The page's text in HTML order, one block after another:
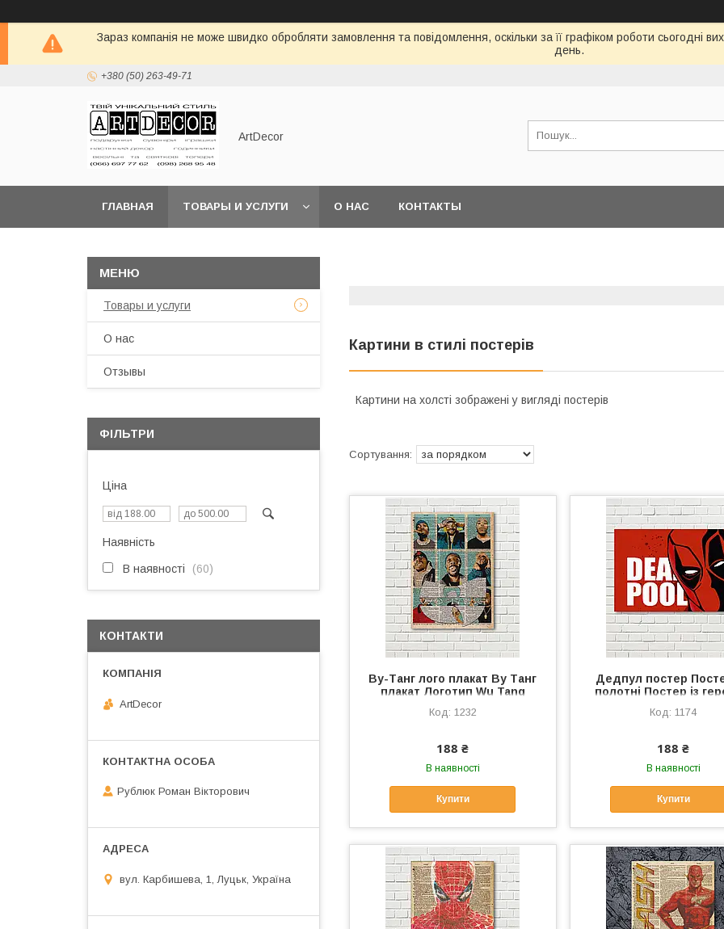
Зараз компанія не може швидко обробляти замовлення та повідомлення, оскільки за її графіком роботи сьогодні
день.
+380 (50) 263-49-71
ArtDecor
ГЛАВНАЯ ТОВАРЫ И УСЛУГИ О НАС КОНТАКТЫ
Картини в стилі постерів
Картини на холсті зображені у вигляді постерів
Ву-Танг лого плакат Ву Танг
плакат Логотип Wu Tang
плакат Газетний фон Вутанг
1232
188 ₴
В наявності
Купити
Дедпул постер
полотні Постер із
постер Постер на
1174
188 ₴
В наявності
Купити
Товары и услуги
О нас
Отзывы
ФІЛЬТРИ
Ціна
Наявність
В наявності 60
КОНТАКТИ
ArtDecor
Рублюк Роман Вікторович
вул. Карбишева, 1, Луцьк, Україна